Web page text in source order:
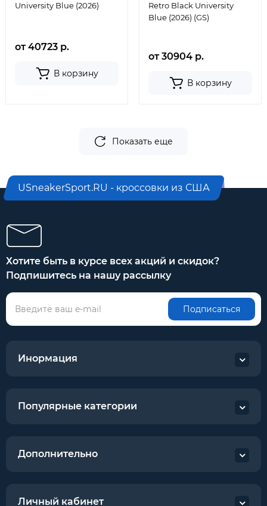
University Blue (2026)
от 40723 р.
В корзину
Retro Black University
Blue (2026) (GS)
от 30904 р.
В корзину
Показать еще
USneakerSport.RU - кроссовки из США
Хотите быть в курсе всех акций и скидок?
Подпишитесь на нашу рассылку
Подписаться
Инормация
Популярные категории
Дополнительно
Личный кабинет